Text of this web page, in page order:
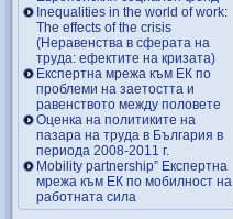
Inequalities in the world of work:
The effects of the crisis
(Неравенства в сферата на
труда: ефектите на кризата)
Експертна мрежа към ЕК по
проблеми на заетостта и
равенството между половете
Оценка на политиките на
пазара на труда в България в
периода 2008-2011 г.
Mobility partnership” Експертна
мрежа към ЕК по мобилност на
работната сила